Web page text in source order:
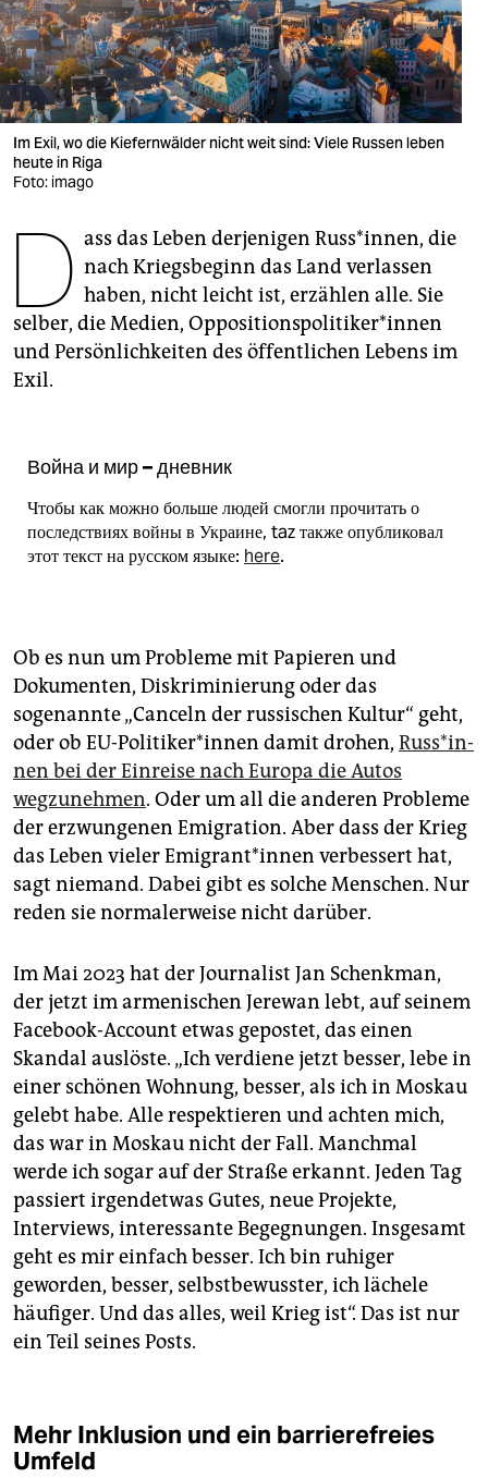
veranstaltungen
shop
fragen & hilfe
unterstützen
genossenschaft
epaper login
Im Exil, wo die Kiefernwälder nicht weit sind: Viele Russen leben
heute in Riga
Foto: imago
D ass das Leben derjenigen Russ*innen, die
nach Kriegsbeginn das Land verlassen
haben, nicht leicht ist, erzählen alle. Sie
selber, die Medien, Op­po­si­ti­ons­po­li­ti­ke­r*in­nen
und Persönlichkeiten des öffentlichen Lebens im
Exil.
Война и мир – дневник
Чтобы как можно больше людей смогли прочитать о
последствиях войны в Украине, taz также опубликовал
этот текст на русском языке: here.
Ob es nun um Probleme mit Papieren und
Dokumenten, Diskriminierung oder das
sogenannte „Canceln der russischen Kultur“ geht,
oder ob EU-Politiker*innen damit drohen, Rus­s*in­
nen bei der Einreise nach Europa die Autos
wegzunehmen. Oder um all die anderen Probleme
der erzwungenen Emigration. Aber dass der Krieg
das Leben vieler Emi­gran­t*in­nen verbessert hat,
sagt niemand. Dabei gibt es solche Menschen. Nur
reden sie normalerweise nicht darüber.
Im Mai 2023 hat der Journalist Jan Schenkman,
der jetzt im armenischen Jerewan lebt, auf seinem
Facebook-Account etwas gepostet, das einen
Skandal auslöste. „Ich verdiene jetzt besser, lebe in
einer schönen Wohnung, besser, als ich in Moskau
gelebt habe. Alle respektieren und achten mich,
das war in Moskau nicht der Fall. Manchmal
werde ich sogar auf der Straße erkannt. Jeden Tag
passiert irgendetwas Gutes, neue Projekte,
Interviews, interessante Begegnungen. Insgesamt
geht es mir einfach besser. Ich bin ruhiger
geworden, besser, selbstbewusster, ich lächele
häufiger. Und das alles, weil Krieg ist“. Das ist nur
ein Teil seines Posts.
Mehr Inklusion und ein barrierefreies
Umfeld